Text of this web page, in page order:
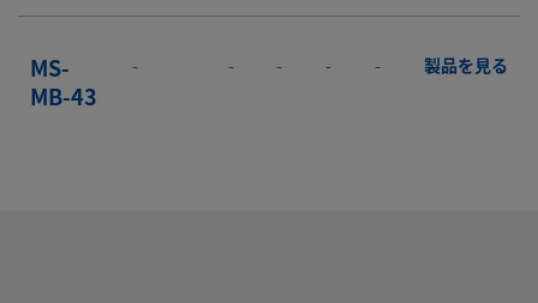
MS-
MB-43
- - - - - 製品を見る